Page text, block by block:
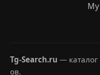
Tg-Search.ru — каталог
ов.